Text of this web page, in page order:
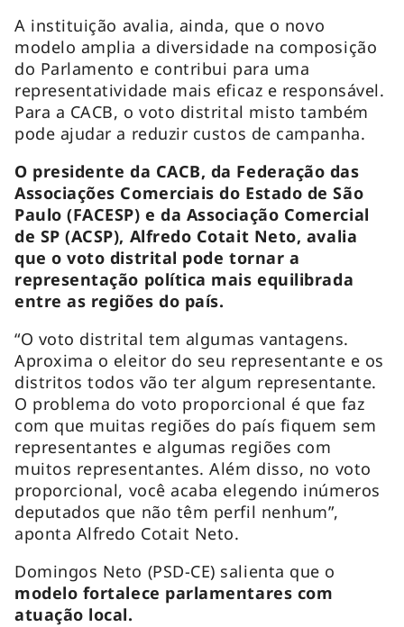
A instituição avalia, ainda, que o novo
modelo amplia a diversidade na composição
do Parlamento e contribui para uma
representatividade mais eficaz e responsável.
Para a CACB, o voto distrital misto também
pode ajudar a reduzir custos de campanha.
O presidente da CACB, da Federação das
Associações Comerciais do Estado de São
Paulo (FACESP) e da Associação Comercial
de SP (ACSP), Alfredo Cotait Neto, avalia
que o voto distrital pode tornar a
representação política mais equilibrada
entre as regiões do país.
“O voto distrital tem algumas vantagens.
Aproxima o eleitor do seu representante e os
distritos todos vão ter algum representante.
O problema do voto proporcional é que faz
com que muitas regiões do país fiquem sem
representantes e algumas regiões com
muitos representantes. Além disso, no voto
proporcional, você acaba elegendo inúmeros
deputados que não têm perfil nenhum”,
aponta Alfredo Cotait Neto.
Domingos Neto (PSD-CE) salienta que o
modelo fortalece parlamentares com
atuação local.